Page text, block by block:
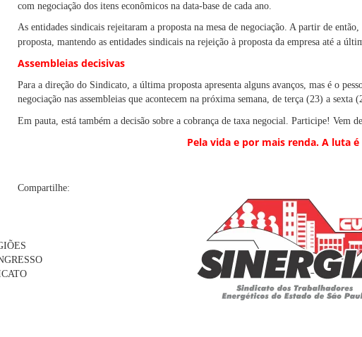
com negociação dos itens econômicos na data-base de cada ano.
As entidades sindicais rejeitaram a proposta na mesa de negociação. A partir de
proposta, mantendo as entidades sindicais na rejeição à proposta da empresa até a
Assembleias decisivas
Para a direção do Sindicato, a última proposta apresenta alguns avanços, mas é o
negociação nas assembleias que acontecem na próxima semana, de terça (23) a sexta
Em pauta, está também a decisão sobre a cobrança de taxa negocial. Participe! Vem
Pela vida e por mais renda. A luta é
Compartilhe: